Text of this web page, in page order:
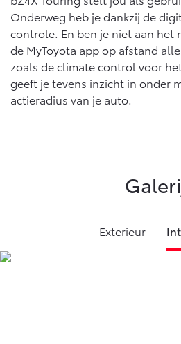
Onderweg heb je dankzij de
controle. En ben je niet aan het
de MyToyota app op afstand
zoals de climate control voor
geeft je tevens inzicht in onder
actieradius van je auto.
Exterieur